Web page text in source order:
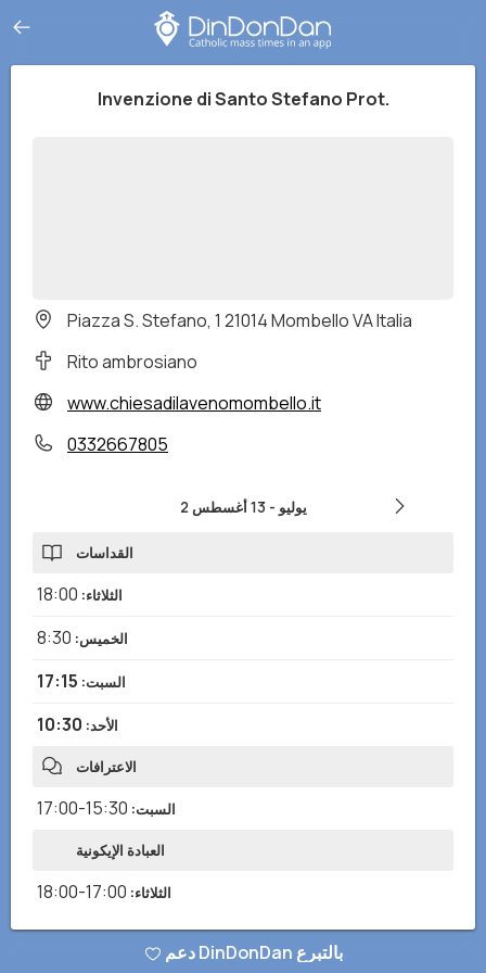
Invenzione di Santo Stefano Prot.
Piazza S. Stefano, 1 21014 Mombello VA Italia
Rito ambrosiano
www.chiesadilavenomombello.it
0332667805
2 يوليو -13 أغسطس
القداسات
الثلاثاء:
18:00
الخميس:
8:30
السبت:
17:15
الأحد:
10:30
الاعترافات
السبت:
15:30-17:00
العبادة الإيكونية
الثلاثاء:
17:00-18:00
هل لاحظت أي معلومات خاطئة أو مفقودة؟ أرسل لنا تقريرًا وسنصحح في أقرب
دعم DinDonDan بالتبرع